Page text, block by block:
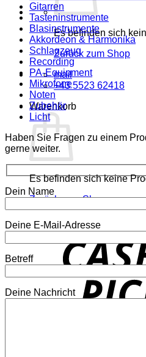
Es befinden sich
Zurück zum Shop
mail
+43 5523 62418
Warenkorb
Es befinden sich keine
Zurück zum Shop
Gitarren
Tasteninstrumente
Blasinstrumente
Akkordeon & Harmonika
Schlagzeug
Recording
PA-Equipment
Mikrofone
Noten
Zubehör
Licht
Haben Sie Fragen zu einem
gerne weiter.
Dein Name
Deine E-Mail-Adresse
Betreff
Deine Nachricht